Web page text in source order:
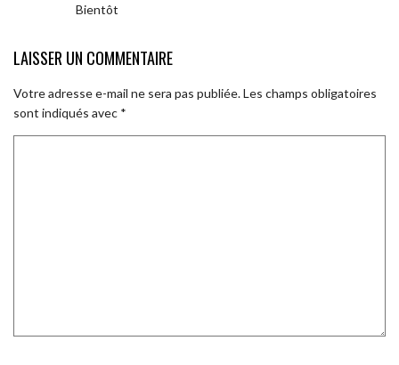
Bientôt
LAISSER UN COMMENTAIRE
Votre adresse e-mail ne sera pas publiée.Les champs obligatoires
sont indiqués avec *